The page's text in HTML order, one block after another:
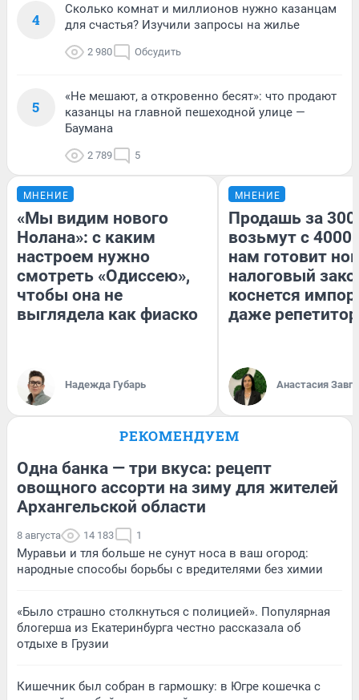
4
Сколько комнат и миллионов нужно казанцам
для счастья? Изучили запросы на жилье
2 980 Обсудить
5
«Не мешают, а откровенно бесят»: что продают
казанцы на главной пешеходной улице —
Баумана
2 789 5
МНЕНИЕ
«Мы видим нового
Нолана»: с каким
настроем нужно
смотреть «Одиссею»,
чтобы она не
выглядела как фиаско
Надежда Губарь
МНЕНИЕ
Продашь за
возьмут с
нам готовит
налоговый
коснется
даже
Анастасия
РЕКОМЕНДУЕМ
Одна банка — три вкуса: рецепт
овощного ассорти на зиму для жителей
Архангельской области
8 августа 14 183 1
Муравьи и тля больше не сунут носа в ваш огород:
народные способы борьбы с вредителями без химии
«Было страшно столкнуться с полицией». Популярная
блогерша из Екатеринбурга честно рассказала об
отдыхе в Грузии
Кишечник был собран в гармошку: в Югре кошечка с